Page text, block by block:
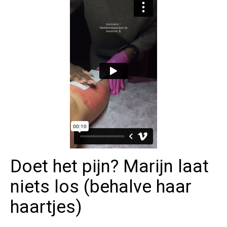
Doet het pijn? Marijn laat
niets los (behalve haar
haartjes)